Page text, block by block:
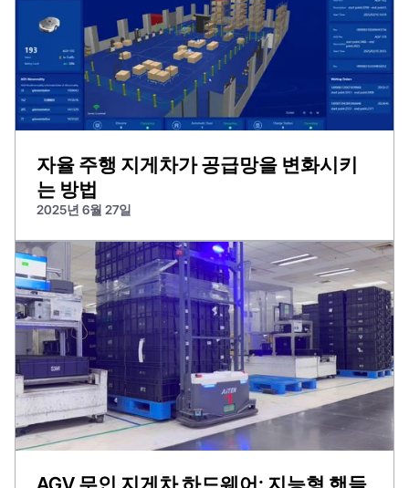
자율 주행 지게차가 공급망을 변화시키
는 방법
2025년 6월 27일